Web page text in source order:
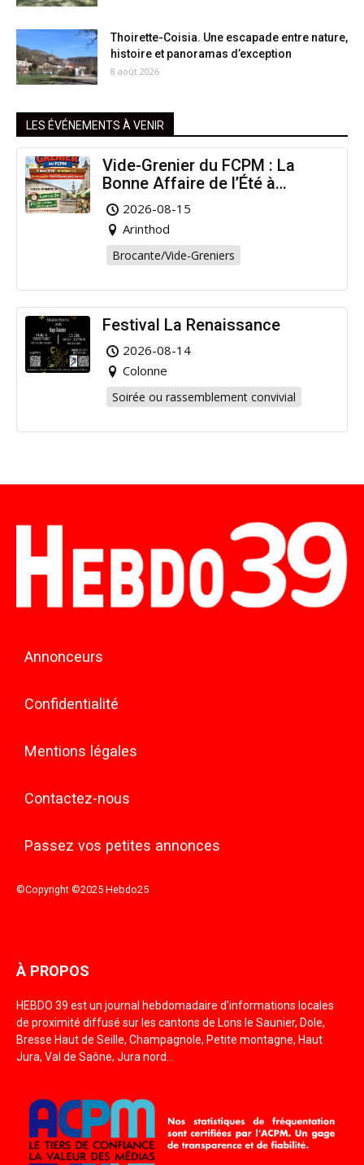
Thoirette-Coisia. Une escapade entre nature,
histoire et panoramas d’exception
8 août 2026
LES ÉVÉNEMENTS À VENIR
Vide-Grenier du FCPM : La
Bonne Affaire de l’Été à
Arinthod !
2026-08-15
Arinthod
Brocante/Vide-Greniers
Festival La Renaissance
2026-08-14
Colonne
Soirée ou rassemblement convivial